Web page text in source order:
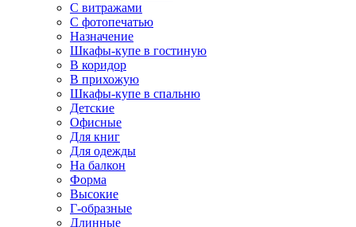
С витражами
С фотопечатью
Назначение
Шкафы-купе в гостиную
В коридор
В прихожую
Шкафы-купе в спальню
Детские
Офисные
Для книг
Для одежды
На балкон
Форма
Высокие
Г-образные
Длинные